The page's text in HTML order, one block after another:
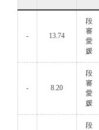
- 13.74
段
審
愛
媛
- 8.20
段
審
愛
媛
段